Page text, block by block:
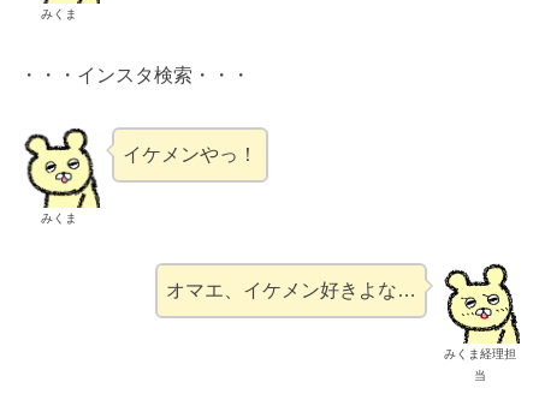
みくま
・・・インスタ検索・・・
みくま
イケメンやっ！
みくま経理担
当
オマエ、イケメン好きよな…